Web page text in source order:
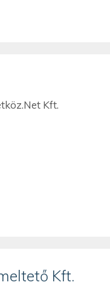
Kft.
Kft.